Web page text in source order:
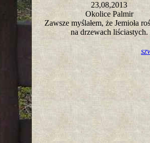
23,08,2013
Okolice Palmir
Zawsze myślałem, że Jemioła
na drzewach